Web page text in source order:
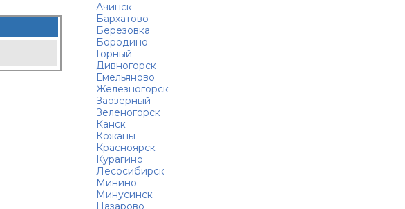
Ачинск
Бархатово
Березовка
Бородино
Горный
Дивногорск
Емельяново
Железногорск
Заозерный
Зеленогорск
Канск
Кожаны
Красноярск
Курагино
Лесосибирск
Минино
Минусинск
Назарово